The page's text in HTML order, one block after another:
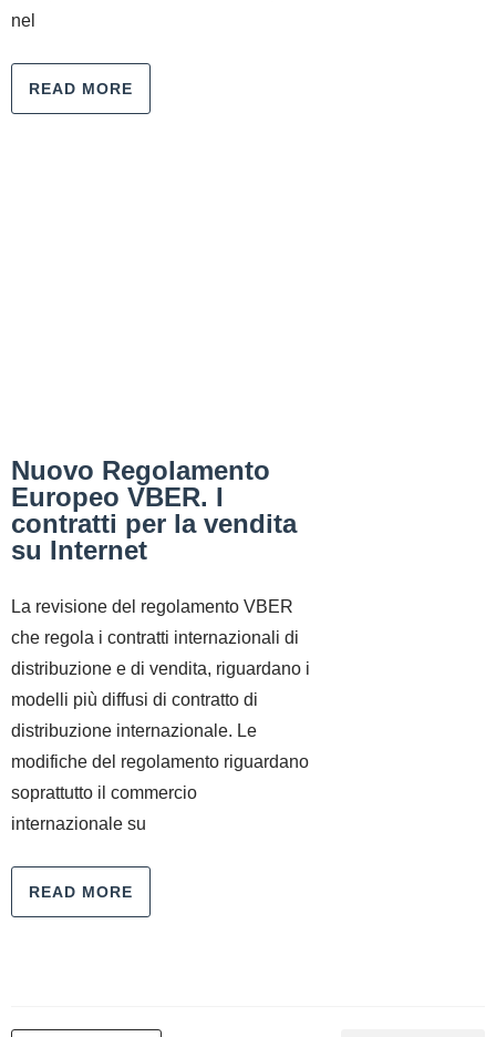
nel
READ MORE
Nuovo Regolamento
Europeo VBER. I
contratti per la vendita
su Internet
La revisione del regolamento VBER
che regola i contratti internazionali di
distribuzione e di vendita, riguardano i
modelli più diffusi di contratto di
distribuzione internazionale. Le
modifiche del regolamento riguardano
soprattutto il commercio
internazionale su
READ MORE